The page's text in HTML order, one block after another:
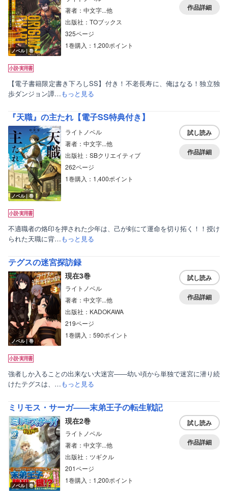
ノベル｜巻
著者：中文字...他
出版社：TOブックス
325ページ
1巻購入：1,200ポイント
作品詳細
【電子書籍限定書き下ろしSS】付き！不老長寿に、俺はなる！独立独
歩ダンジョン譚…もっと見る
『天職』の主たれ【電子SS特典付き】
ノベル｜巻
ライトノベル
著者：中文字...他
出版社：SBクリエイティブ
262ページ
1巻購入：1,400ポイント
試し読み
作品詳細
不適職者の烙印を押された少年は、己が剣にて運命を切り拓く！！授け
られた天職に背…もっと見る
テグスの迷宮探訪録
ノベル｜巻
現在3巻
ライトノベル
著者：中文字...他
出版社：KADOKAWA
219ページ
1巻購入：590ポイント
試し読み
作品詳細
強者しか入ることの出来ない大迷宮――幼い頃から単独で迷宮に潜り続
けたテグスは、…もっと見る
ミリモス・サーガ――末弟王子の転生戦記
ノベル｜巻
現在2巻
ライトノベル
著者：中文字...他
出版社：ツギクル
201ページ
1巻購入：1,200ポイント
試し読み
作品詳細
ボーイズラブ
ティーンズラブ